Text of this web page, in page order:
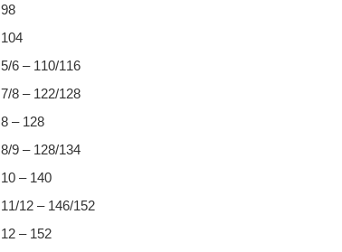
98
104
5/6 – 110/116
7/8 – 122/128
8 – 128
8/9 – 128/134
10 – 140
11/12 – 146/152
12 – 152